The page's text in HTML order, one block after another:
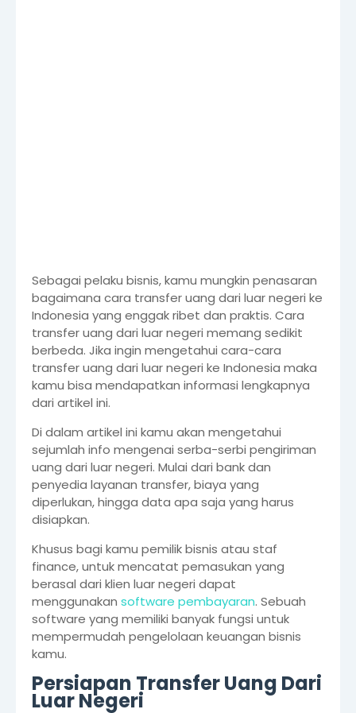
Sebagai pelaku bisnis, kamu mungkin penasaran
bagaimana cara transfer uang dari luar negeri ke
Indonesia yang enggak ribet dan praktis. Cara
transfer uang dari luar negeri memang sedikit
berbeda. Jika ingin mengetahui cara-cara
transfer uang dari luar negeri ke Indonesia maka
kamu bisa mendapatkan informasi lengkapnya
dari artikel ini.
Di dalam artikel ini kamu akan mengetahui
sejumlah info mengenai serba-serbi pengiriman
uang dari luar negeri. Mulai dari bank dan
penyedia layanan transfer, biaya yang
diperlukan, hingga data apa saja yang harus
disiapkan.
Khusus bagi kamu pemilik bisnis atau staf
finance, untuk mencatat pemasukan yang
berasal dari klien luar negeri dapat
menggunakan software pembayaran. Sebuah
software yang memiliki banyak fungsi untuk
mempermudah pengelolaan keuangan bisnis
kamu.
Persiapan Transfer Uang Dari
Luar Negeri